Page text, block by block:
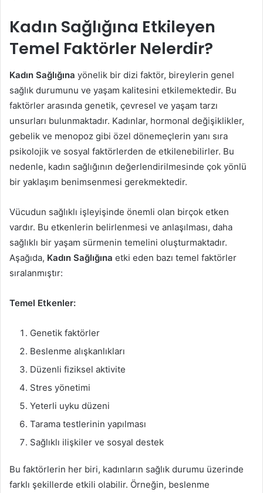
Kadın Sağlığına Etkileyen
Temel Faktörler Nelerdir?
Kadın Sağlığına yönelik bir dizi faktör, bireylerin genel
sağlık durumunu ve yaşam kalitesini etkilemektedir. Bu
faktörler arasında genetik, çevresel ve yaşam tarzı
unsurları bulunmaktadır. Kadınlar, hormonal değişiklikler,
gebelik ve menopoz gibi özel dönemeçlerin yanı sıra
psikolojik ve sosyal faktörlerden de etkilenebilirler. Bu
nedenle, kadın sağlığının değerlendirilmesinde çok yönlü
bir yaklaşım benimsenmesi gerekmektedir.
Vücudun sağlıklı işleyişinde önemli olan birçok etken
vardır. Bu etkenlerin belirlenmesi ve anlaşılması, daha
sağlıklı bir yaşam sürmenin temelini oluşturmaktadır.
Aşağıda, Kadın Sağlığına etki eden bazı temel faktörler
sıralanmıştır:
Temel Etkenler:
Genetik faktörler
Beslenme alışkanlıkları
Düzenli fiziksel aktivite
Stres yönetimi
Yeterli uyku düzeni
Tarama testlerinin yapılması
Sağlıklı ilişkiler ve sosyal destek
Bu faktörlerin her biri, kadınların sağlık durumu üzerinde
farklı şekillerde etkili olabilir. Örneğin, beslenme